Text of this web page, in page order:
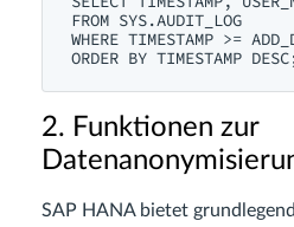
FROM SYS.AUDIT_LOG
WHERE TIMESTAMP >=
2. Funktionen zur
SAP HANA bietet